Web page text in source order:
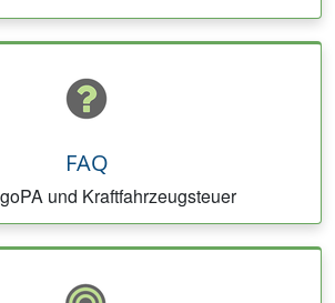
FAQ
und Kraftfahrzeugsteuer